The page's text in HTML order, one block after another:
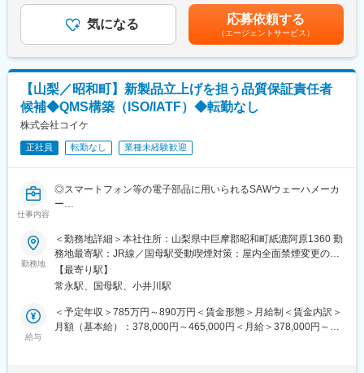
■組織構成
技術部8名
・機械設計5名
・電気設計3名
若手からベテランまで幅広く活躍しており、設計部門の中核とし
て成長できる環境です。
■社長メッセージ
「大手に採用されないなら、自分たちが大手になろう」
しています。
私たちが大切にしているのは、大手の企業にも負けない「社員の
「月曜日の朝、仕事にいきたくない」と感じるような場所にはし
たくありません。「ちょっと大変なこともあるけれど、今日もみ
んなで頑張ろう」と思える、温かく前向きな会社を一緒に作って
いきませんか？
変更の範囲：会社の定める業務
制定および見直し
・顧客による工程監査・品質監査への対応
・品質に関する各種資料・報告書の作成
■この仕事のやりがい
品質管理は「製品を守る仕事」であると同時に、「会社の信頼を
守る仕事」です。
品質データを分析し、自ら考えた改善策によって不良低減や品質
向上を実現できたときには、大きな達成感があります。
製造・開発・営業など多くの部署と連携しながら、会社全体の品
質向上に貢献できるため、自分の仕事が会社の成長につながって
いることを実感できます。
■入社後の流れ
まずは当社製品や製造工程、品質管理の流れについて理解してい
ただきます。
分析や改善活動からスタート。
経験豊富な方には、ISO運用や品質改善プロジェクト、顧客監査対
月・12月）※前年度実績3.0ヵ月分・皆勤手当：2,000円・住宅手
当：8,000円(世帯主の場合)・家族手当：配偶者13,000円 扶養者
4,000円 (扶養家族の場合)賃金はあくまでも目安の金額であり、
選考を通じて上下する可能性があります。月給(月額)は固定手当を
含めた表記です。
気になる 応募依頼する
（エージェントサービス）
【山梨／昭和町】新製品立上げを担う品質保証責任者
候補◆QMS構築（ISO/IATF）◆転勤なし
株式会社コイケ
正社員 転勤なし 業種未経験歓迎
仕事内容
◎スマートフォン等の電子部品に用いられるSAWウェーハメーカ
ー
◎新製品の量産立ち上げに向け、品質保証体制の再構築を主導す
る中核ポジション
◎「運用するだけ」ではなく、ISO9001／IATF16949を軸とした
仕組みづくりそのものに関われるフェーズ
◎経済産業省認定「グローバルニッチトップ企業100選」に選出
（2020年）
◎年間休日123日・完全週休二日制
勤務地
＜勤務地詳細＞本社住所：山梨県中巨摩郡昭和町紙漉阿原1360 勤
務地最寄駅：JR線／国母駅受動喫煙対策：屋内全面禁煙変更の範
囲：会社の定める事業所
【最寄り駅】
常永駅、国母駅、小井川駅
給与
＜予定年収＞785万円～890万円＜賃金形態＞月給制＜賃金内訳＞
月額（基本給）：378,000円～465,000円＜月給＞378,000円～